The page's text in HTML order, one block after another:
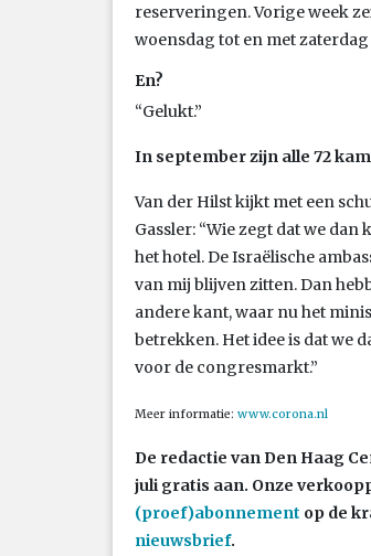
reserveringen. Vorige week
woensdag tot en met
En?
“Gelukt.”
In september zijn alle 72
Van der Hilst kijkt met een
Gassler: “Wie zegt dat we
het hotel. De Israëlische
van mij blijven zitten. Dan
andere kant, waar nu het
betrekken. Het idee is dat we
voor de congresmarkt.”
Meer informatie: www.corona.nl
De redactie van Den Haag
juli gratis aan. Onze
(proef)abonnement op de
nieuwsbrief.